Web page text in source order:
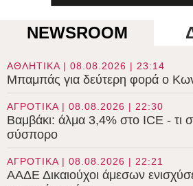
NEWSROOM
ΑΘΛΗΤΙΚΑ | 08.08.2026 | 23:14
Μπαμπάς για δεύτερη φορά ο
ΑΓΡΟΤΙΚΑ | 08.08.2026 | 22:30
Βαμβάκι: άλμα 3,4% στο ICE - τι
σύσπορο
ΑΓΡΟΤΙΚΑ | 08.08.2026 | 22:21
ΑΑΔΕ Δικαιούχοι άμεσων